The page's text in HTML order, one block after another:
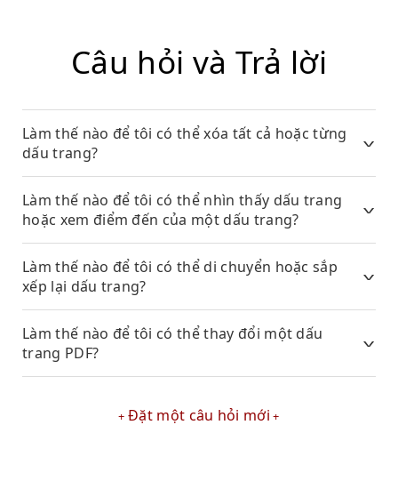
Câu hỏi và Trả lời
Làm thế nào để tôi có thể xóa tất cả hoặc từng
dấu trang?
Làm thế nào để tôi có thể nhìn thấy dấu trang
hoặc xem điểm đến của một dấu trang?
Làm thế nào để tôi có thể di chuyển hoặc sắp
xếp lại dấu trang?
Làm thế nào để tôi có thể thay đổi một dấu
trang PDF?
Đặt một câu hỏi mới